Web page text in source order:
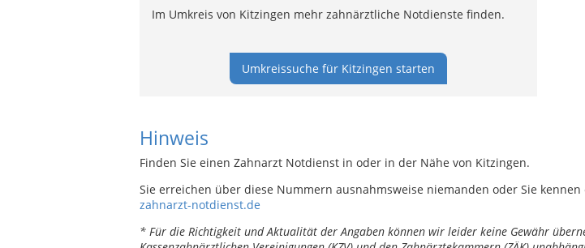
Im Umkreis von Kitzingen mehr zahnärztliche Notdienste finden.
Umkreissuche für Kitzingen starten
Hinweis
Finden Sie einen Zahnarzt Notdienst in oder in der Nähe von Kitzingen.
Sie erreichen über diese Nummern ausnahmsweise niemanden oder Sie
zahnarzt-notdienst.de
* Für die Richtigkeit und Aktualität der Angaben können wir leider keine Gewähr